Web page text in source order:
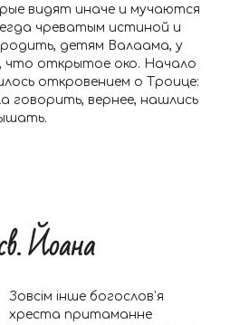
видят иначе и мучаются
чреватым истиной и
детям Валаама, у
что открытое око. Начало
откровением о Троице:
говорить, вернее, нашлись
Йоана
Зовсім інше богослов’я
хреста притаманне